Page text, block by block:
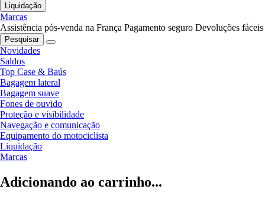
Liquidação
Marcas
Assistência pós-venda na França Pagamento seguro Devoluções fáceis
Pesquisar
Novidades
Saldos
Top Case & Baús
Bagagem lateral
Bagagem suave
Fones de ouvido
Proteção e visibilidade
Navegação e comunicação
Equipamento do motociclista
Liquidação
Marcas
Adicionando ao carrinho...